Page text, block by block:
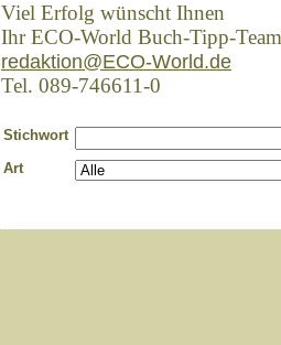
Viel Erfolg wünscht Ihnen
Ihr ECO-World Buch-Tipp-Team
redaktion@ECO-World.de
Tel. 089-746611-0
Stichwort
Art